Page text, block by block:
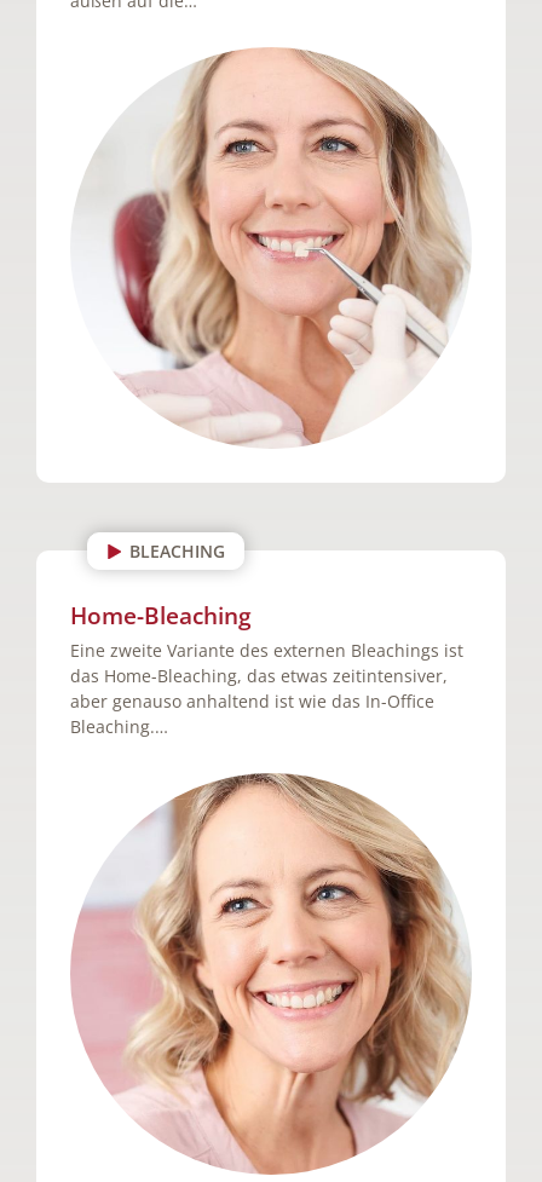
BLEACHING
Home-Bleaching
Eine zweite Variante des externen Bleachings ist
das Home-Bleaching, das etwas zeitintensiver,
aber genauso anhaltend ist wie das In-Office
Bleaching.…